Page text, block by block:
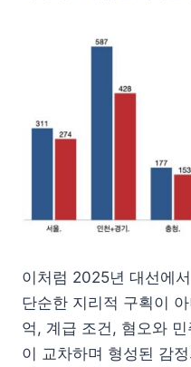
이처럼 2025년 대선에
단순한 지리적 구획이
억, 계급 조건, 혐오와
이 교차하며 형성된 감